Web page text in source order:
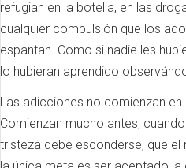
refugian en la botella, en las
cualquier compulsión que los
espantan. Como si nadie les
lo hubieran aprendido
Las adicciones no comienzan en
Comienzan mucho antes,
tristeza debe esconderse, que